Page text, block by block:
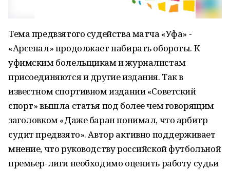
Тема предвзятого судейства матча «Уфа» -
«Арсенал» продолжает набирать обороты. К
уфимским болельщикам и журналистам
присоединяются и другие издания. Так в
известном спортивном издании «Советский
спорт» вышла статья под более чем говорящим
заголовком «Даже баран понимал, что арбитр
судит предвзято». Автор активно поддерживает
мнение, что руководству российской футбольной
премьер-лиги необходимо оценить работу судьи